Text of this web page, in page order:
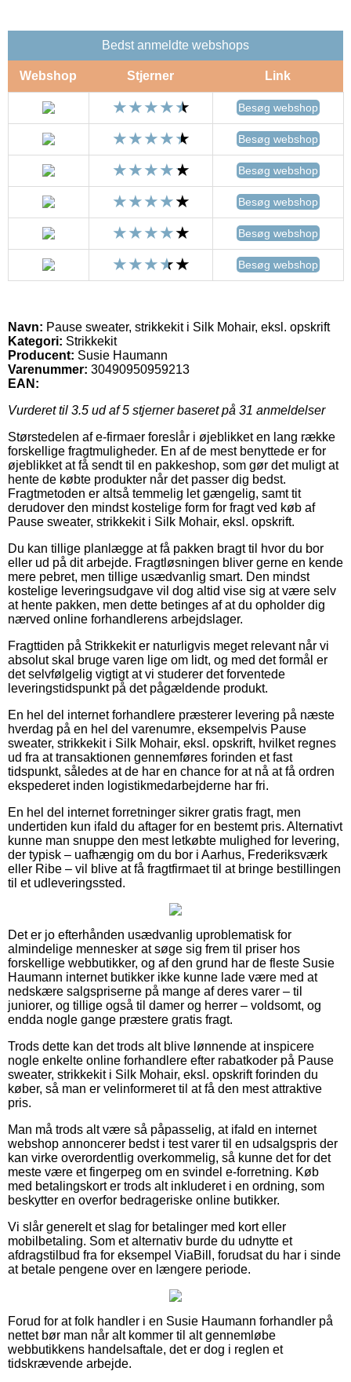
Bedst anmeldte webshops
Webshop Stjerner Link
Besøg webshop
Besøg webshop
Besøg webshop
Besøg webshop
Besøg webshop
Besøg webshop
Navn: Pause sweater, strikkekit i Silk Mohair, eksl. opskrift
Kategori: Strikkekit
Producent: Susie Haumann
Varenummer: 30490950959213
EAN:
Vurderet til 3.5 ud af 5 stjerner baseret på 31 anmeldelser
Størstedelen af e-firmaer foreslår i øjeblikket en lang række
forskellige fragtmuligheder. En af de mest benyttede er for
øjeblikket at få sendt til en pakkeshop, som gør det muligt at
hente de købte produkter når det passer dig bedst.
Fragtmetoden er altså temmelig let gængelig, samt tit
derudover den mindst kostelige form for fragt ved køb af
Pause sweater, strikkekit i Silk Mohair, eksl. opskrift.
Du kan tillige planlægge at få pakken bragt til hvor du bor
eller ud på dit arbejde. Fragtløsningen bliver gerne en kende
mere pebret, men tillige usædvanlig smart. Den mindst
kostelige leveringsudgave vil dog altid vise sig at være selv
at hente pakken, men dette betinges af at du opholder dig
nærved online forhandlerens arbejdslager.
Fragttiden på Strikkekit er naturligvis meget relevant når vi
absolut skal bruge varen lige om lidt, og med det formål er
det selvfølgelig vigtigt at vi studerer det forventede
leveringstidspunkt på det pågældende produkt.
En hel del internet forhandlere præsterer levering på næste
hverdag på en hel del varenumre, eksempelvis Pause
sweater, strikkekit i Silk Mohair, eksl. opskrift, hvilket regnes
ud fra at transaktionen gennemføres forinden et fast
tidspunkt, således at de har en chance for at nå at få ordren
ekspederet inden logistikmedarbejderne har fri.
En hel del internet forretninger sikrer gratis fragt, men
undertiden kun ifald du aftager for en bestemt pris. Alternativt
kunne man snuppe den mest letkøbte mulighed for levering,
der typisk – uafhængig om du bor i Aarhus, Frederiksværk
eller Ribe – vil blive at få fragtfirmaet til at bringe bestillingen
til et udleveringssted.
Det er jo efterhånden usædvanlig uproblematisk for
almindelige mennesker at søge sig frem til priser hos
forskellige webbutikker, og af den grund har de fleste Susie
Haumann internet butikker ikke kunne lade være med at
nedskære salgspriserne på mange af deres varer – til
juniorer, og tillige også til damer og herrer – voldsomt, og
endda nogle gange præstere gratis fragt.
Trods dette kan det trods alt blive lønnende at inspicere
nogle enkelte online forhandlere efter rabatkoder på Pause
sweater, strikkekit i Silk Mohair, eksl. opskrift forinden du
køber, så man er velinformeret til at få den mest attraktive
pris.
Man må trods alt være så påpasselig, at ifald en internet
webshop annoncerer bedst i test varer til en udsalgspris der
kan virke overordentlig overkommelig, så kunne det for det
meste være et fingerpeg om en svindel e-forretning. Køb
med betalingskort er trods alt inkluderet i en ordning, som
beskytter en overfor bedrageriske online butikker.
Vi slår generelt et slag for betalinger med kort eller
mobilbetaling. Som et alternativ burde du udnytte et
afdragstilbud fra for eksempel ViaBill, forudsat du har i sinde
at betale pengene over en længere periode.
Forud for at folk handler i en Susie Haumann forhandler på
nettet bør man når alt kommer til alt gennemløbe
webbutikkens handelsaftale, det er dog i reglen et
tidskrævende arbejde.